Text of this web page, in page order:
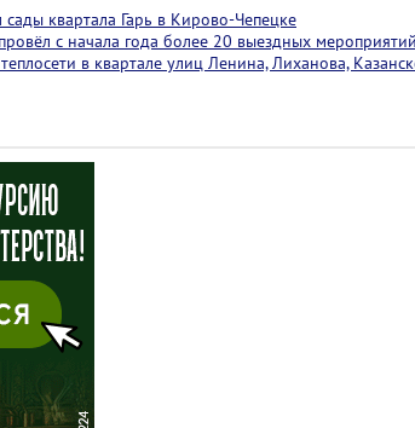
квартала Гарь в Кирово-Чепецке
с начала года более 20 выездных
в квартале улиц Ленина, Лиханова,